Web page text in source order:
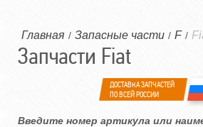
Главная / Запасные части / F /
Запчасти Fiat
ДОСТАВКА ЗАПЧАСТЕЙ
ПО ВСЕЙ РОССИИ
Введите номер артикула или